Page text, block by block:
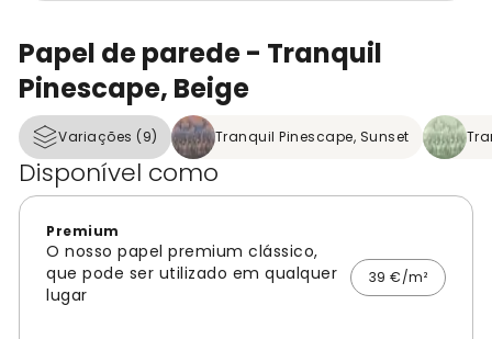
Papel de parede - Tranquil
Pinescape, Beige
Variações (9) Tranquil Pinescape, Sunset
Disponível como
Premium
O nosso papel premium clássico,
que pode ser utilizado em qualquer
lugar
39 €/m²